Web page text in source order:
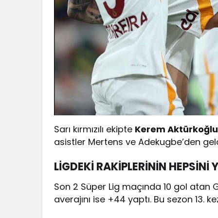
Sarı kırmızılı ekipte Kerem
asistler Mertens ve Adekugbe’den
LİGDEKİ RAKİPLERİNİN HEPSİNİ
Son 2 Süper Lig maçında 10 gol atan
averajını ise +44 yaptı. Bu sezon 13.